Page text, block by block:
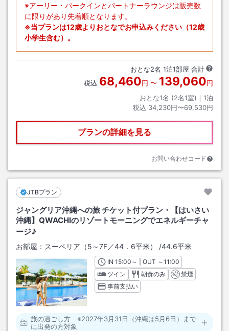
※アーリー・パークインとパートナーラウンジは販売数
に限りがあり先着順となります。
※当プランは12歳よりおとなでお申込みください（12歳
小学生含む）。
おとな2名 1泊1部屋 合計
税込 68,460円 〜 139,060円
おとな1名 (2名1室)｜ 1泊
税込 34,230円〜69,530円
プランの詳細を見る
お問い合わせコード
JTBプラン
ジャングリア沖縄への旅 チケット付プラン・【はいさい
沖縄】QWACHIのリゾートモーニングでエネルギーチャ
ージ♪
お部屋： スーペリア（5～7F／44．6平米） /44.6平米
INチェックイン
15:00 ～ | OUT チェックアウト
～11:00
ツイン
朝食のみ
禁煙
事前支払い
旅の過ごし方 ※2027年3月31日（沖縄は5月6日）まで
に出発の方対象